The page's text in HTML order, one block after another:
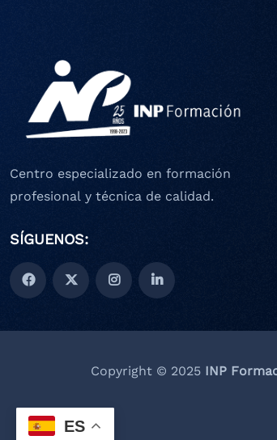
Centro especializado en formación
profesional y técnica de calidad.
SÍGUENOS:
Copyright © 2025 INP
ES